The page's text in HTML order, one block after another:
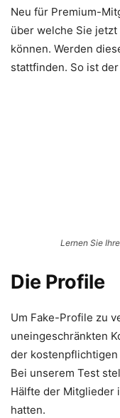
Neu für Premium-
über welche Sie jetzt
können. Werden
stattfinden. So ist
Lernen Sie
Die Profile
Um Fake-Profile zu
uneingeschränkten
der
Bei unserem Test
Hälfte der Mitglieder
hatten.